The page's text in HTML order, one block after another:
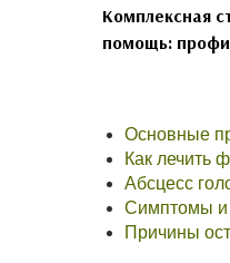
Комплексная
помощь:
Основные
Как лечить
Абсцесс
Симптомы и
Причины